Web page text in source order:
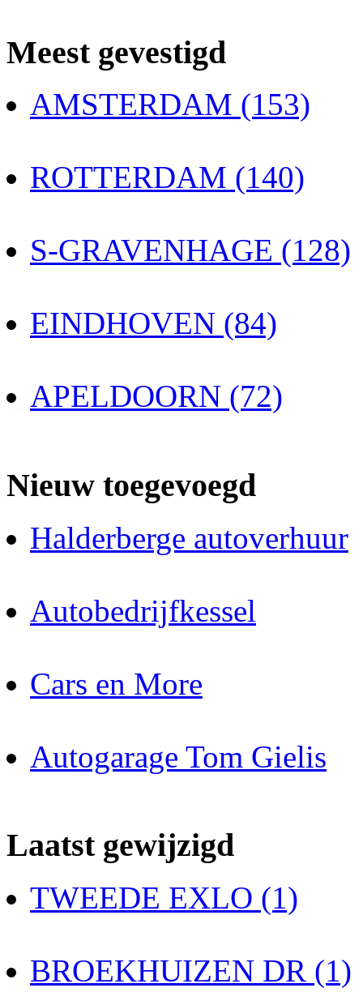
Meest gevestigd
AMSTERDAM (153)
ROTTERDAM (140)
S-GRAVENHAGE (128)
EINDHOVEN (84)
APELDOORN (72)
Nieuw toegevoegd
Halderberge autoverhuur
Autobedrijfkessel
Cars en More
Autogarage Tom Gielis
Laatst gewijzigd
TWEEDE EXLO (1)
BROEKHUIZEN DR (1)